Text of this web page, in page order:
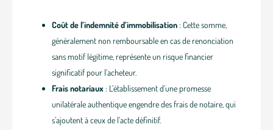
Coût de l’indemnité d’immobilisation: Cette somme,
généralement non remboursable en cas de renonciation
sans motif légitime, représente un risque financier
significatif pour l’acheteur.
Frais notariaux : L’établissement d’une promesse
unilatérale authentique engendre des frais de notaire, qui
s’ajoutent à ceux de l’acte définitif.